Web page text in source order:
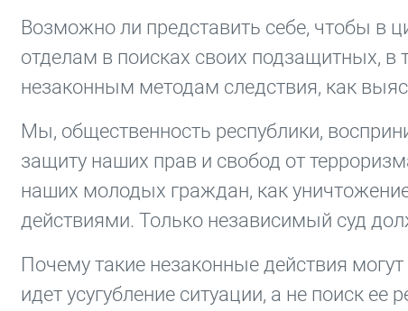
Возможно ли представить себе, чтобы в
отделам в поисках своих подзащитных, в
незаконным методам следствия, как
Мы, общественность республики,
защиту наших прав и свобод от
наших молодых граждан, как
действиями. Только независимый суд
Почему такие незаконные действия
идет усугубление ситуации, а не поиск